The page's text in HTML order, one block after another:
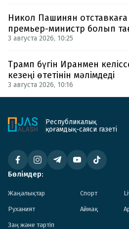
Никол Пашинян отставкаға
премьер-министр болып
3 августа 2026, 10:25
Трамп бүгін Иранмен
кезеңі өтетінін мәлімдеді
3 августа 2026, 10:16
Республикалық
қоғамдық-саяси газеті
Бөлімдер:
Жаңалықтар Спорт
Руханият Аймақ
Заң және тәртіп